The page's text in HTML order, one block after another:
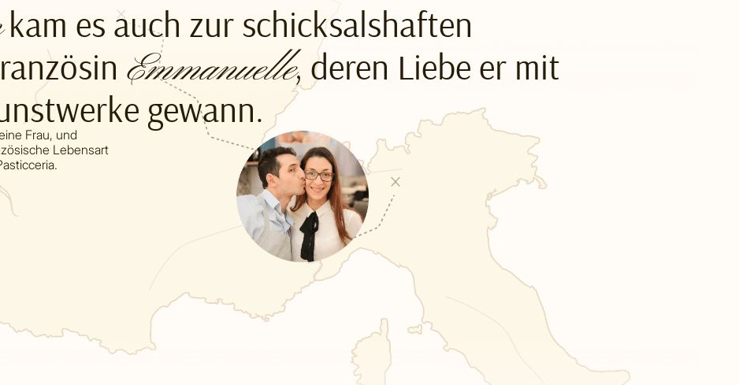
kam es auch zur schicksalshaften
Emmanuelle, deren Liebe er mit
gewann.
Frau, und
Lebensart